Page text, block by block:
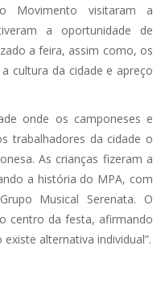
Movimento visitaram a
a oportunidade de
a feira, assim como, os
cultura da cidade e apreço
onde os camponeses e
trabalhadores da cidade o
As crianças fizeram a
a história do MPA, com
Musical Serenata. O
centro da festa, afirmando
alternativa individual”.